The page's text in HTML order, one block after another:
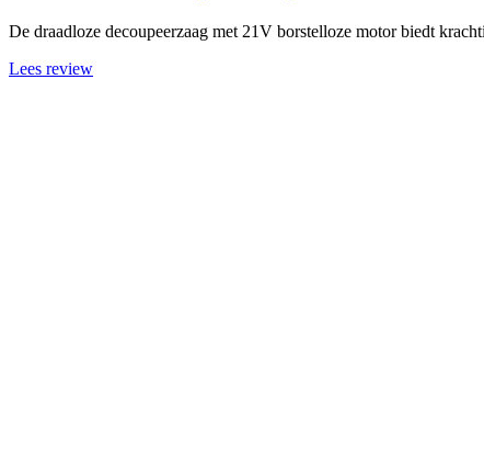
De draadloze decoupeerzaag met 21V borstelloze motor biedt
Lees review